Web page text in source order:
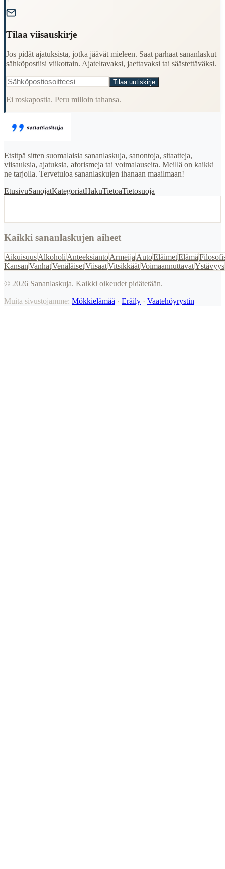
Tilaa viisauskirje
Jos pidät ajatuksista, jotka jäävät mieleen. Saat parhaat sananlaskut
sähköpostiisi viikottain. Ajateltavaksi, jaettavaksi tai säästettäväksi.
Tilaa uutiskirje
Ei roskapostia. Peru milloin tahansa.
Etsitpä sitten suomalaisia sananlaskuja, sanontoja, sitaatteja,
viisauksia, ajatuksia, aforismeja tai voimalauseita. Meillä on kaikki
ne tarjolla. Tervetuloa sananlaskujen ihanaan maailmaan!
EtusivuSanojatKategoriatHakuTietoaTietosuoja
Kaikki sananlaskujen aiheet
AikuisuusAlkoholi AnteeksiantoArmeija AutoEläimetElämä
KansanVanhatVenäläisetViisaatVitsikkäätVoimaannuttavatYstävyys
© 2026 Sananlaskuja. Kaikki oikeudet pidätetään.
Muita sivustojamme: Mökkielämää · Eräily · Vaatehöyrystin